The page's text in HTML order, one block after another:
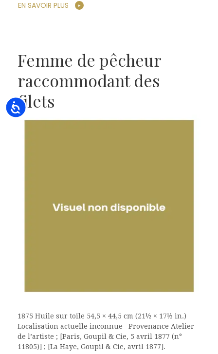
Accessibility
EN SAVOIR PLUS
Femme de pêcheur
raccommodant des
filets
1875 Huile sur toile 54,5 × 44,5 cm (21½ × 17½ in.)
Localisation actuelle inconnue Provenance Atelier
de l’artiste ; [Paris, Goupil & Cie, 5 avril 1877 (n°
11805)] ; [La Haye, Goupil & Cie, avril 1877].